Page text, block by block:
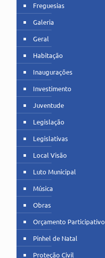
Freguesias
Galeria
Geral
Habitação
Inaugurações
Investimento
Juventude
Legislação
Legislativas
Local Visão
Luto Municipal
Música
Obras
Orçamento Participativo
Pinhel de Natal
Proteção Civil